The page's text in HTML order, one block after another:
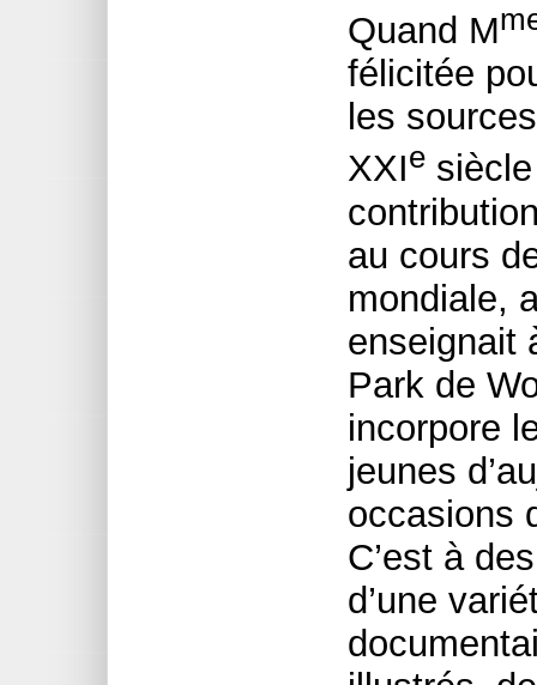
Quand M
félicitée
les
XXIe
au cours
mondiale,
enseignait
Park de
incorpore
jeunes
occasions
C’est à
d’une